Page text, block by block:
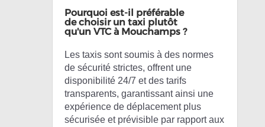
Pourquoi est-il préférable
de choisir un taxi plutôt
qu'un VTC à Mouchamps ?
Les taxis sont soumis à des normes
de sécurité strictes, offrent une
disponibilité 24/7 et des tarifs
transparents, garantissant ainsi une
expérience de déplacement plus
sécurisée et prévisible par rapport aux